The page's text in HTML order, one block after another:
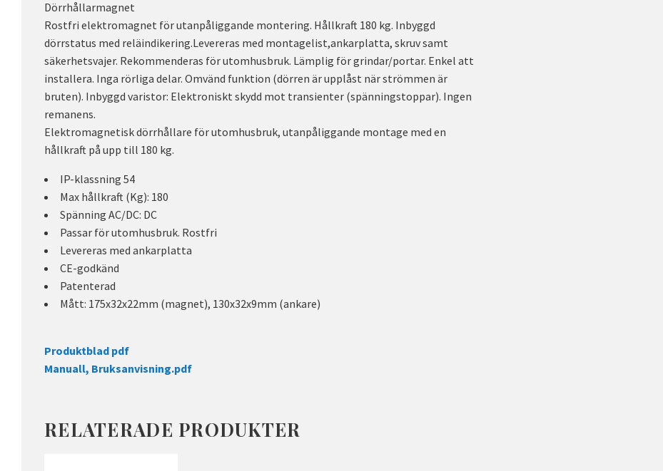
Dörrhållarmagnet
Rostfri elektromagnet för utanpåliggande montering. Hållkraft 180 kg. Inbyggd
dörrstatus med reläindikering.Levereras med montagelist,ankarplatta, skruv samt
säkerhetsvajer. Rekommenderas för utomhusbruk. Lämplig för grindar/portar. Enkel att
installera. Inga rörliga delar. Omvänd funktion (dörren är upplåst när strömmen är
bruten). Inbyggd varistor: Elektroniskt skydd mot transienter (spänningstoppar). Ingen
remanens.
Elektromagnetisk dörrhållare för utomhusbruk, utanpåliggande montage med en
hållkraft på upp till 180 kg.
IP-klassning 54
Max hållkraft (Kg): 180
Spänning AC/DC: DC
Passar för utomhusbruk. Rostfri
Levereras med ankarplatta
CE-godkänd
Patenterad
Mått: 175x32x22mm (magnet), 130x32x9mm (ankare)
Produktblad pdf
Manuall, Bruksanvisning.pdf
RELATERADE PRODUKTER